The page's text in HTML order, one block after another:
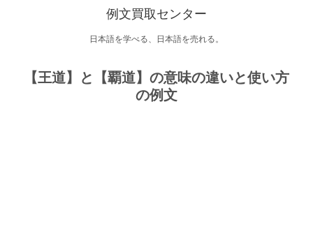
例文買取センター
日本語を学べる、日本語を売れる。
【王道】と【覇道】の意味の違いと使い方
の例文